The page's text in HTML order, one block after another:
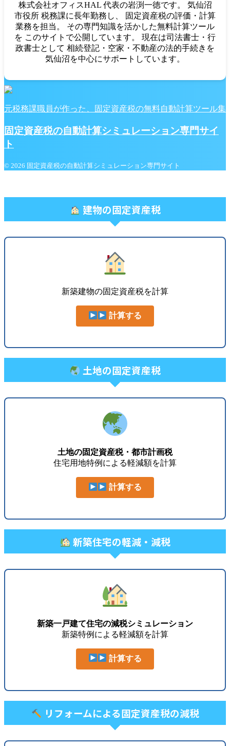
株式会社オフィスHAL 代表の岩渕一徳です。 気仙沼
市役所 税務課に長年勤務し、 固定資産税の評価・計算
業務を担当。 その専門知識を活かした無料計算ツール
を このサイトで公開しています。 現在は司法書士・行
政書士として 相続登記・空家・不動産の法的手続きを
気仙沼を中心にサポートしています。
元税務課職員が作った、固定資産税の無料自動計算ツール集
固定資産税の自動計算シミュレーション専門サイ
ト
© 2026 固定資産税の自動計算シミュレーション専門サイト
建物の固定資産税
新築建物の固定資産税を計算
計算する
土地の固定資産税
土地の固定資産税・都市計画税
住宅用地特例による軽減額を計算
計算する
新築住宅の軽減・減税
新築一戸建て住宅の減税シミュレーション
新築特例による軽減額を計算
計算する
リフォームによる固定資産税の減税